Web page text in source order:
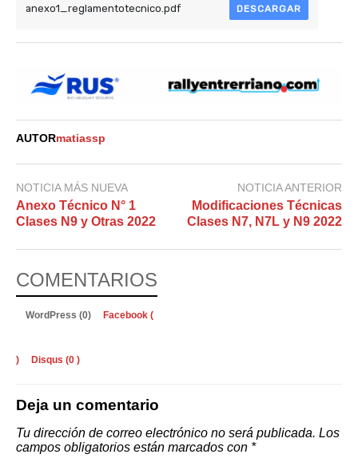
anexo1_reglamentotecnico.pdf DESCARGAR
AUTORmatiassp
NOTICIA MÁS NUEVA
Anexo Técnico N° 1
Clases N9 y Otras 2022
NOTICIA ANTERIOR
Modificaciones Técnicas
Clases N7, N7L y N9 2022
COMENTARIOS
WordPress (0) Facebook (
) Disqus (0 )
Deja un comentario
Tu dirección de correo electrónico no será publicada. Los
campos obligatorios están marcados con *